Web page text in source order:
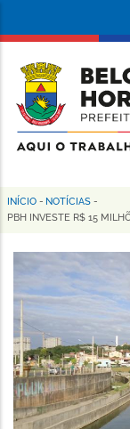
conteúdo
principal
da
Prefeitura
de
Horizonte
Trilha
navegação
INÍCIO - NOTÍCIAS -
PBH INVESTE R$ 15